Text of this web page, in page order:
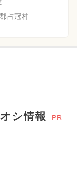
占冠村
シ情報 PR